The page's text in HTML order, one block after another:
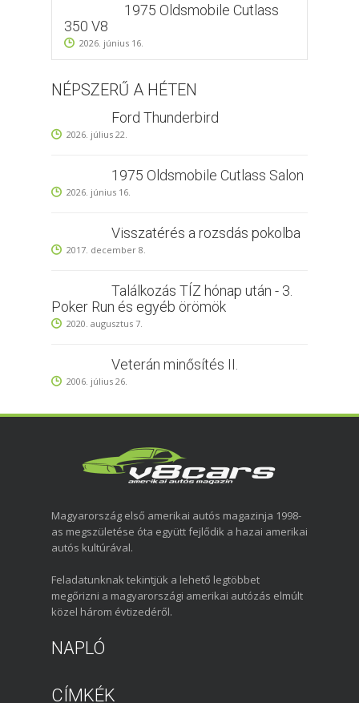
1975 Oldsmobile Cutlass
350 V8
2026. június 16.
NÉPSZERŰ A HÉTEN
Ford Thunderbird
2026. július 22.
1975 Oldsmobile Cutlass Salon
2026. június 16.
Visszatérés a rozsdás pokolba
2017. december 8.
Találkozás TÍZ hónap után - 3.
Poker Run és egyéb örömök
2020. augusztus 7.
Veterán minősítés II.
2006. július 26.
Magyarország első amerikai autós magazinja 1998-
as megszületése óta együtt fejlődik a hazai amerikai
autós kultúrával.
Feladatunknak tekintjük a lehető legtöbbet
megőrizni a magyarországi amerikai autózás elmúlt
közel három évtizedéről.
NAPLÓ
CÍMKÉK